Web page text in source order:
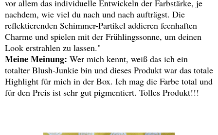
vor allem das individuelle Entwickeln der Farbstärke, je
nachdem, wie viel du nach und nach aufträgst. Die
reflektierenden Schimmer-Partikel addieren feenhaften
Charme und spielen mit der Frühlingssonne, um deinen
Look erstrahlen zu lassen."
Meine Meinung: Wer mich kennt, weiß das ich ein
totalter Blush-Junkie bin und dieses Produkt war das totale
Highlight für mich in der Box. Ich mag die Farbe total und
für den Preis ist sehr gut pigmentiert. Tolles Produkt!!!